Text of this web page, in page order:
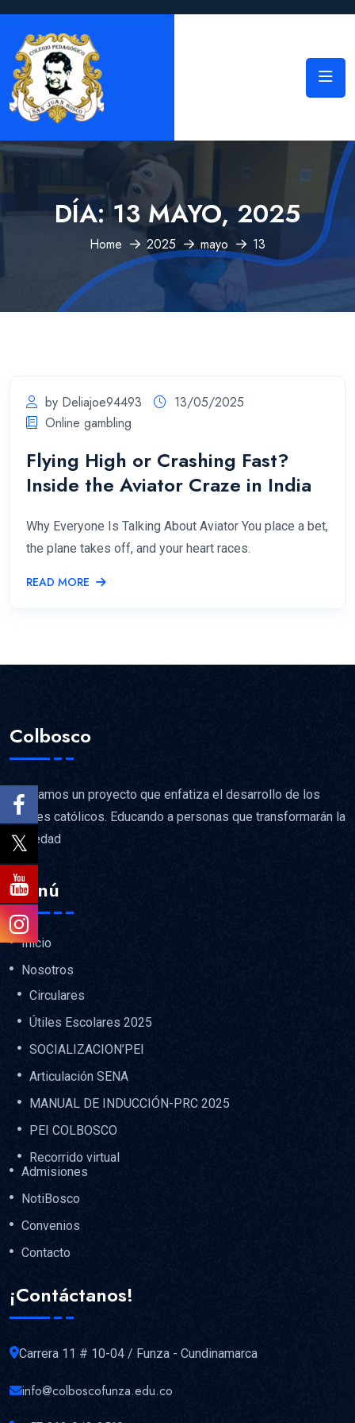
DÍA:13 MAYO, 2025
Home 2025 mayo 13
by Deliajoe94493
13/05/2025
Online gambling
Flying High or Crashing Fast?
Inside the Aviator Craze in India
Why Everyone Is Talking About Aviator You place a bet,
the plane takes off, and your heart races.
READ MORE
Colbosco
Brindamos un proyecto que enfatiza el desarrollo de los
valores católicos. Educando a personas que transformarán la
sociedad
Menú
Inicio
Nosotros
Circulares
Útiles Escolares 2025
SOCIALIZACION’PEI
Articulación SENA
MANUAL DE INDUCCIÓN-PRC 2025
PEI COLBOSCO
Recorrido virtual
Admisiones
NotiBosco
Convenios
Contacto
¡Contáctanos!
Carrera 11 # 10-04 / Funza - Cundinamarca
info@colboscofunza.edu.co